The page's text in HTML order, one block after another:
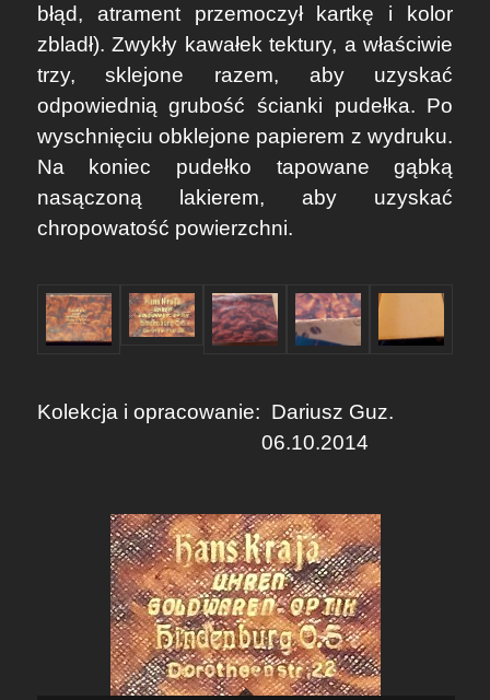
błąd, atrament przemoczył kartkę i kolor
zbladł). Zwykły kawałek tektury, a właściwie
trzy, sklejone razem, aby uzyskać
odpowiednią grubość ścianki pudełka. Po
wyschnięciu obklejone papierem z wydruku.
Na koniec pudełko tapowane gąbką
nasączoną lakierem, aby uzyskać
chropowatość powierzchni.
Kolekcja i opracowanie: Dariusz Guz.
06.10.2014